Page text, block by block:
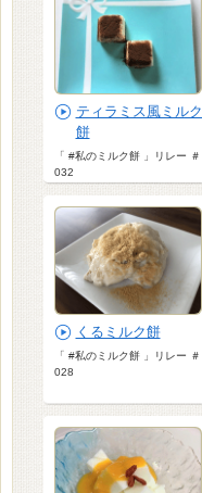
ティラミス風ミルク
餅
「 #私のミルク餅 」リレー ＃
032
くるミルク餅
「 #私のミルク餅 」リレー ＃
028